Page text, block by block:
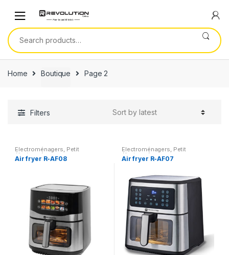
navigation
content
Search
for:
Home Boutique Page 2
Filters
Electroménagers, Petit
électroménager
Air fryer R-AF08
Electroménagers, Petit
électroménager
Air fryer R-AF07